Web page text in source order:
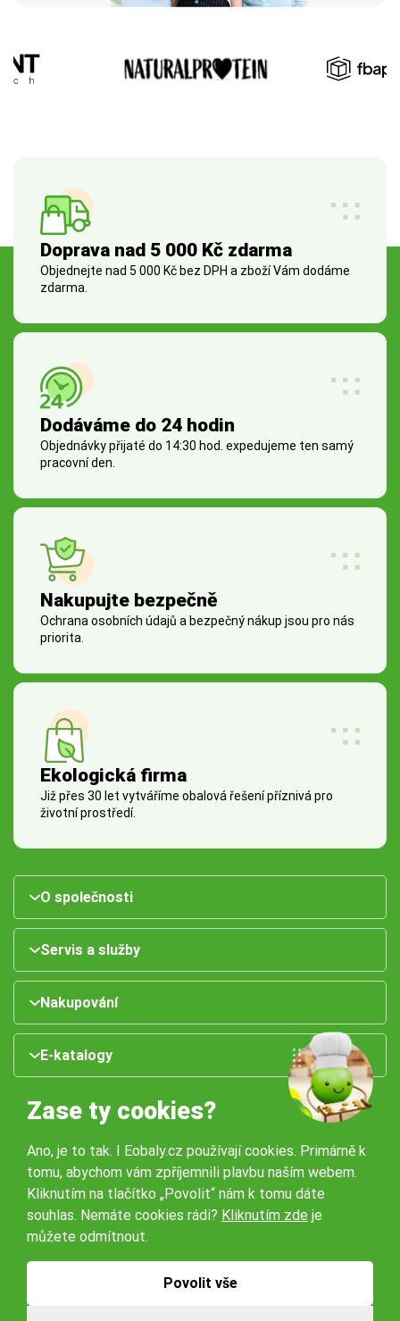
Doprava nad 5 000 Kč zdarma
Objednejte nad 5 000 Kč bez DPH a zboží Vám dodáme
zdarma.
Dodáváme do 24 hodin
Objednávky přijaté do 14:30 hod. expedujeme ten samý
pracovní den.
Nakupujte bezpečně
Ochrana osobních údajů a bezpečný nákup jsou pro nás
priorita.
Ekologická firma
Již přes 30 let vytváříme obalová řešení příznivá pro
životní prostředí.
O společnosti
Servis a služby
Nakupování
E-katalogy
Naše pobočky:
Obchodní podmínky
Zase ty cookies?
Ano, je to tak. I Eobaly.cz používají cookies. Primárně k
tomu, abychom vám zpříjemnili plavbu naším webem.
Kliknutím na tlačítko „Povolit“ nám k tomu dáte
souhlas. Nemáte cookies rádi? Kliknutím zde je
můžete odmítnout.
Povolit vše